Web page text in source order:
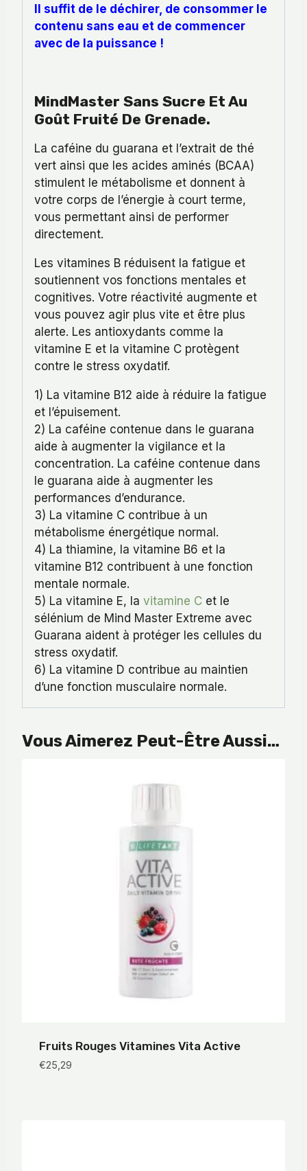
Il suffit de le déchirer, de consommer le
contenu sans eau et de commencer
avec de la puissance !
MindMaster Sans Sucre Et Au
Goût Fruité De Grenade.
La caféine du guarana et l’extrait de thé
vert ainsi que les acides aminés (BCAA)
stimulent le métabolisme et donnent à
votre corps de l’énergie à court terme,
vous permettant ainsi de performer
directement.
Les vitamines B réduisent la fatigue et
soutiennent vos fonctions mentales et
cognitives. Votre réactivité augmente et
vous pouvez agir plus vite et être plus
alerte. Les antioxydants comme la
vitamine E et la vitamine C protègent
contre le stress oxydatif.
1) La vitamine B12 aide à réduire la fatigue
et l’épuisement.
2) La caféine contenue dans le guarana
aide à augmenter la vigilance et la
concentration. La caféine contenue dans
le guarana aide à augmenter les
performances d’endurance.
3) La vitamine C contribue à un
métabolisme énergétique normal.
4) La thiamine, la vitamine B6 et la
vitamine B12 contribuent à une fonction
mentale normale.
5) La vitamine E, la vitamine C et le
sélénium de Mind Master Extreme avec
Guarana aident à protéger les cellules du
stress oxydatif.
6) La vitamine D contribue au maintien
d’une fonction musculaire normale.
Vous Aimerez Peut-Être Aussi…
Fruits Rouges Vitamines Vita Active
€25,29